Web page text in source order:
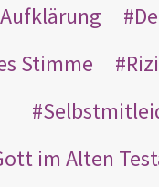
Aufklärung
Stimme
im Alten